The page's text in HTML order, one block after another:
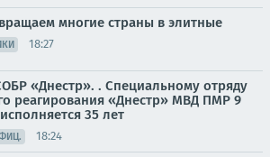
многие страны в элитные
18:27
«Днестр». . Специальному отряду
реагирования «Днестр» МВД ПМР 9
исполняется 35 лет
18:24